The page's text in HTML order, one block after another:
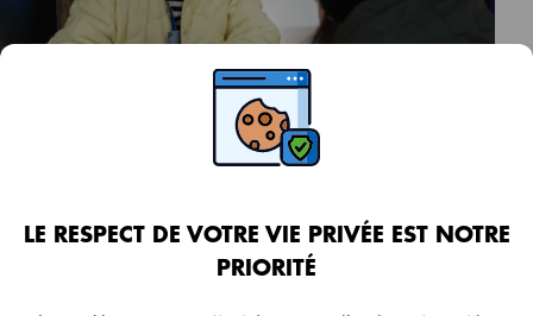
LE RESPECT DE VOTRE VIE PRIVÉE EST NOTRE
PRIORITÉ